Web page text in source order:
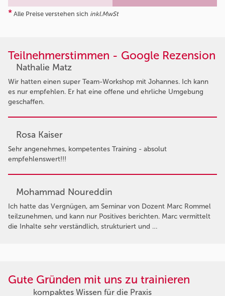
* Alle Preise verstehen sich inkl.MwSt
Teilnehmerstimmen - Google Rezension
Nathalie Matz
Wir hatten einen super Team-Workshop mit Johannes. Ich kann
es nur empfehlen. Er hat eine offene und ehrliche Umgebung
geschaffen.
Rosa Kaiser
Sehr angenehmes, kompetentes Training - absolut
empfehlenswert!!!
Mohammad Noureddin
Ich hatte das Vergnügen, am Seminar von Dozent Marc Rommel
teilzunehmen, und kann nur Positives berichten. Marc vermittelt
die Inhalte sehr verständlich, strukturiert und …
Gute Gründen mit uns zu trainieren
kompaktes Wissen für die Praxis